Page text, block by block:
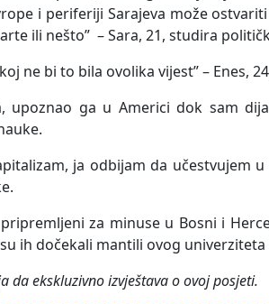
i periferiji Sarajeva može
ili nešto” – Sara, 21, studira
ne bi to bila ovolika vijest” – Enes,
upoznao ga u Americi dok sam
ja odbijam da učestvujem
za minuse u Bosni i
ih dočekali mantili ovog
da ekskluzivno izvještava o ovoj posjeti.